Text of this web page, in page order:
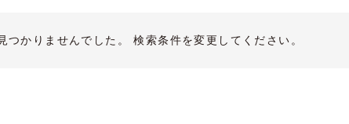
かりませんでした。 検索条件を変更してください。